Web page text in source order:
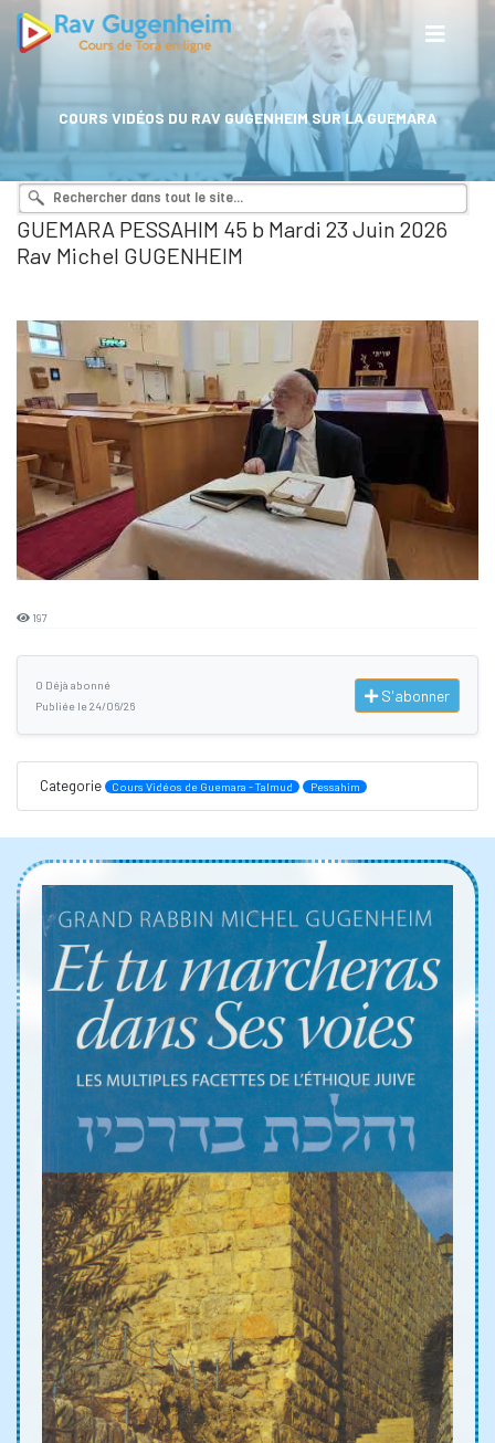
COURS VIDÉOS DU RAV GUGENHEIM SUR LA GUEMARA
GUEMARA PESSAHIM 45 b Mardi 23 Juin 2026
Rav Michel GUGENHEIM
197
0 Déjà abonné
Publiée le 24/06/26
S'abonner
Categorie Cours Vidéos de Guemara - Talmud Pessahim